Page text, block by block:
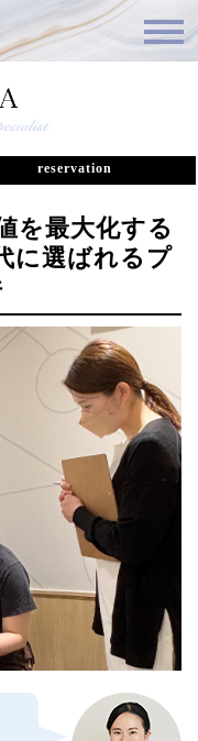
reservation
を最大化する
に選ばれるプ